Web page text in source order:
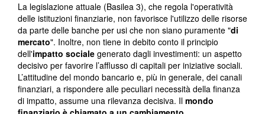
La legislazione attuale (Basilea 3), che regola l'operatività
delle istituzioni finanziarie, non favorisce l'utilizzo delle risorse
da parte delle banche per usi che non siano puramente "di
mercato". Inoltre, non tiene in debito conto il principio
dell'impatto sociale generato dagli investimenti: un aspetto
decisivo per favorire l’afflusso di capitali per iniziative sociali.
L’attitudine del mondo bancario e, più in generale, dei canali
finanziari, a rispondere alle peculiari necessità della finanza
di impatto, assume una rilevanza decisiva. Il mondo